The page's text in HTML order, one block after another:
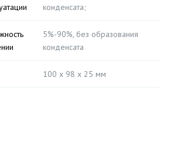
конденсата;
5%-90%, без образования
конденсата
100 x 98 x 25 мм